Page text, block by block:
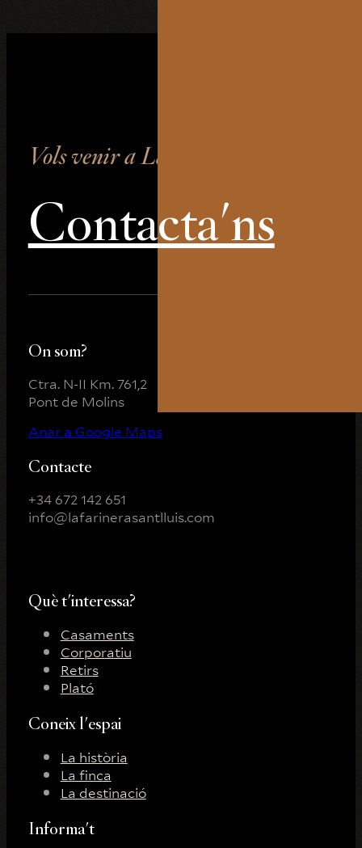
Vols venir a La Farinera?
Contacta'ns
On som?
Ctra. N-II Km. 761,2
Pont de Molins
Anar a Google Maps
Contacte
+34 672 142 651
info@lafarinerasantlluis.com
Què t'interessa?
Casaments
Corporatiu
Retirs
Plató
Coneix l'espai
La història
La finca
La destinació
Informa't